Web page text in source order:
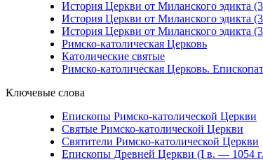
История Церкви от Миланского эдикта
История Церкви от Миланского эдикта
История Церкви от Миланского эдикта
Римско-католическая Церковь
Католические святые
Римско-католическая Церковь. Епископат
Ключевые слова
Епископы Римско-католической Церкви
Святые Римско-католической Церкви
Святители Римско-католической Церкви
Епископы Древней Церкви (I в. — 1054